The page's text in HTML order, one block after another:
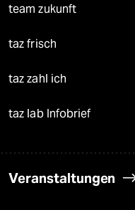
team zukunft
taz frisch
taz zahl ich
taz lab Infobrief
Veranstaltungen